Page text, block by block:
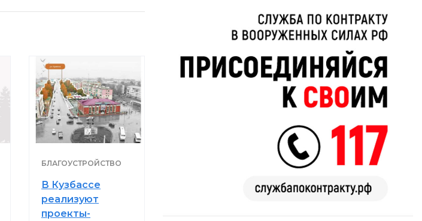
БЛАГОУСТРОЙСТВО
В Кузбассе
реализуют
проекты-